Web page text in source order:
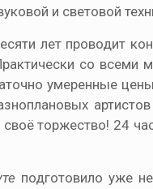
и световой
лет проводит
со
умеренные
торжество! 24
подготовило уже